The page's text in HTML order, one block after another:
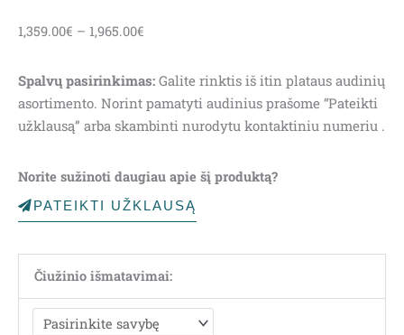
1,359.00€ – 1,965.00€
through
1,965.00€
Spalvų pasirinkimas: Galite rinktis iš itin plataus audinių
asortimento. Norint pamatyti audinius prašome “Pateikti
užklausą” arba skambinti nurodytu kontaktiniu numeriu .
Norite sužinoti daugiau apie šį produktą?
PATEIKTI UŽKLAUSĄ
Čiužinio išmatavimai: